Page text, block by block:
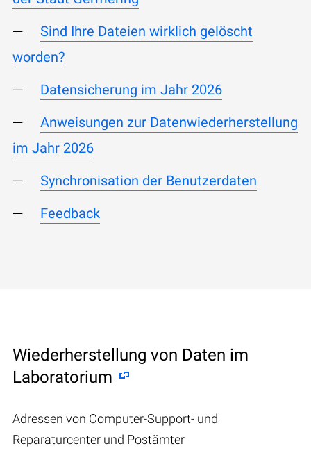
Sind Ihre Dateien wirklich gelöscht
worden?
Datensicherung im Jahr 2026
Anweisungen zur Datenwiederherstellung
im Jahr 2026
Synchronisation der Benutzerdaten
Feedback
Wiederherstellung von Daten im
Laboratorium
Adressen von Computer-Support- und
Reparaturcenter und Postämter